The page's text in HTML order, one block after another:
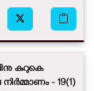
കുറുകെ
- 19(1)